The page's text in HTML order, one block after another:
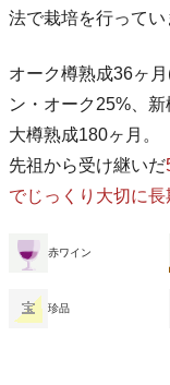
法で栽培を行ってい
オーク樽熟成36ヶ
ン・オーク25%、新
大樽熟成180ヶ月。
先祖から受け継いだ
でじっくり大切に
赤ワイン
珍品